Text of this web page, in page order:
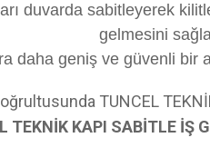
duvarda sabitleyerek
gelmesini
daha geniş ve güvenli bir
TUNCEL
TEKNİK KAPI SABİTLE İŞ